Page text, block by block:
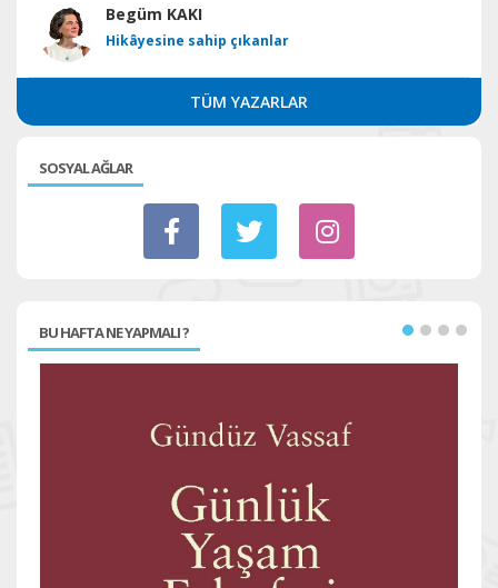
Begüm KAKI
Hikâyesine sahip çıkanlar
TÜM YAZARLAR
SOSYAL AĞLAR
BU HAFTA NE YAPMALI ?